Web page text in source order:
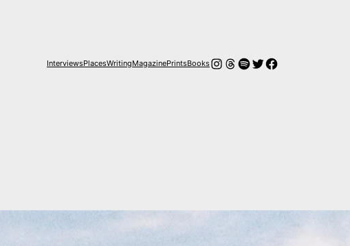
InterviewsPlacesWritingMagazinePrintsBooksInstagram
Hilos
Spotify
Twitter
Facebook